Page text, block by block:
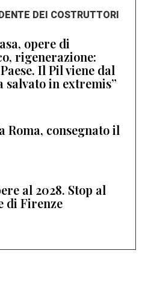
DEI COSTRUTTORI
opere di
rigenerazione:
Il Pil viene dal
salvato in extremis”
Roma, consegnato il
al 2028. Stop al
di Firenze